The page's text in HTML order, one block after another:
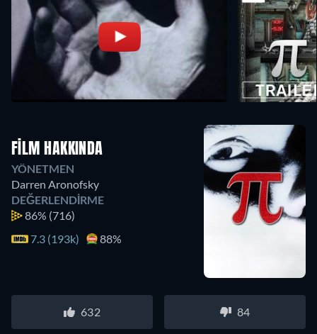
FILM HAKKINDA
YÖNETMEN
Darren Aronofsky
DEĞERLENDIRME
86% (716)
7.3 (193k)
88%
632 84